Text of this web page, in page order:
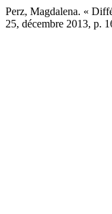
Perz, Magdalena. «
25, décembre 2013, p.